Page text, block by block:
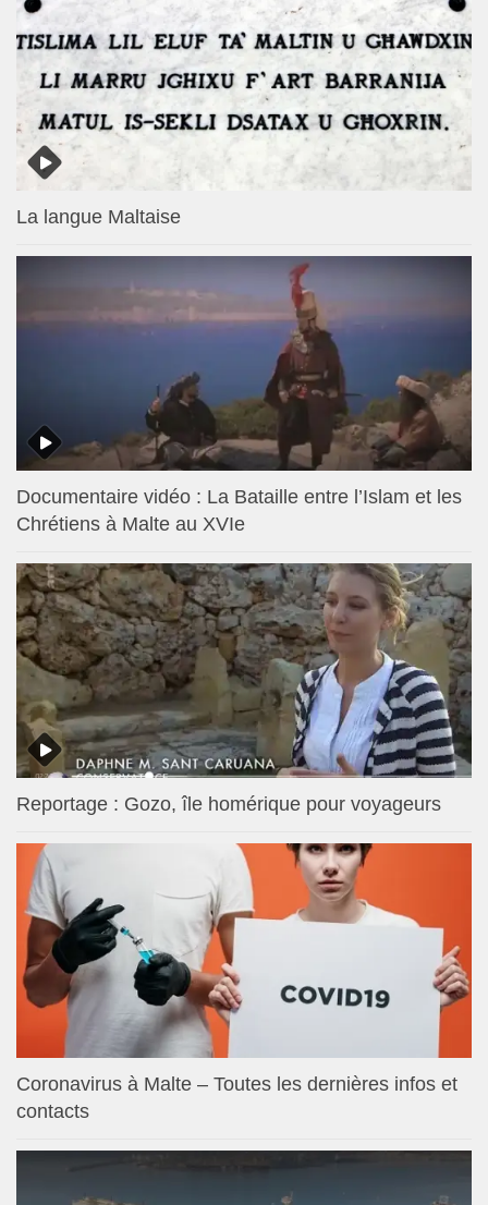
La langue Maltaise
Documentaire vidéo : La Bataille entre l’Islam et les
Chrétiens à Malte au XVIe
Reportage : Gozo, île homérique pour voyageurs
Coronavirus à Malte – Toutes les dernières infos et
contacts